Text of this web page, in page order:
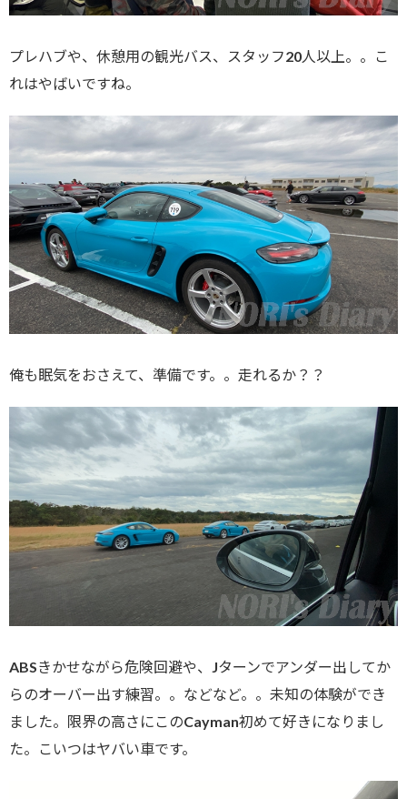
プレハブや、休憩用の観光バス、スタッフ20人以上。。こ
れはやばいですね。
俺も眠気をおさえて、準備です。。走れるか？？
ABSきかせながら危険回避や、Jターンでアンダー出してか
らのオーバー出す練習。。などなど。。未知の体験ができ
ました。限界の高さにこのCayman初めて好きになりまし
た。こいつはヤバい車です。